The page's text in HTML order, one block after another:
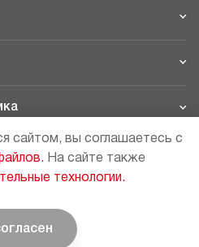
сайтом, вы соглашаетесь с
На сайте также
технологии.